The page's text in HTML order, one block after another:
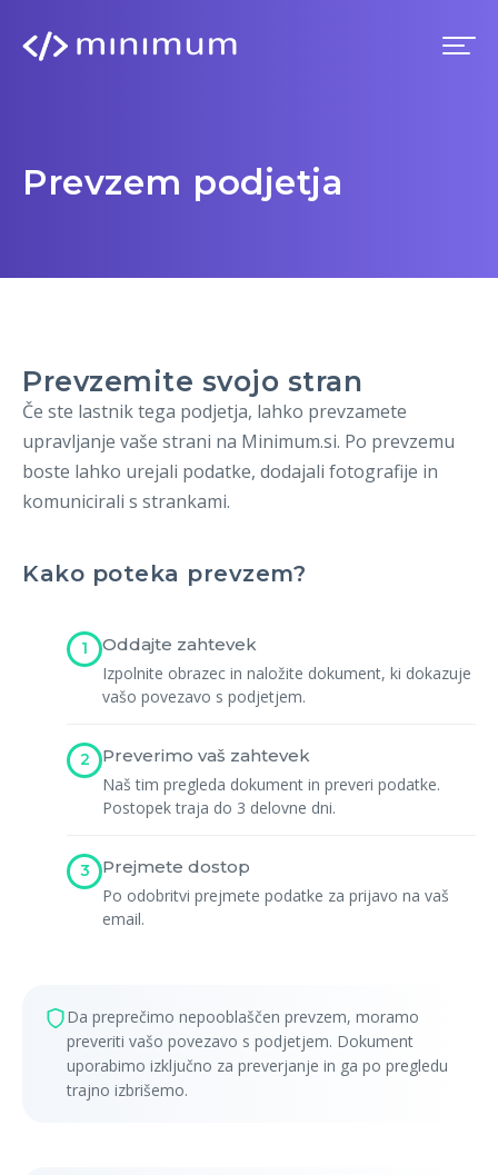
Prednosti
Imenik
Prijava
Prevzem podjetja
Prevzemite svojo stran
Če ste lastnik tega podjetja, lahko prevzamete
upravljanje vaše strani na Minimum.si. Po prevzemu
boste lahko urejali podatke, dodajali fotografije in
komunicirali s strankami.
Kako poteka prevzem?
1
Oddajte zahtevek
Izpolnite obrazec in naložite dokument, ki dokazuje
vašo povezavo s podjetjem.
2
Preverimo vaš zahtevek
Naš tim pregleda dokument in preveri podatke.
Postopek traja do 3 delovne dni.
3
Prejmete dostop
Po odobritvi prejmete podatke za prijavo na vaš
email.
Da preprečimo nepooblaščen prevzem, moramo
preveriti vašo povezavo s podjetjem. Dokument
uporabimo izključno za preverjanje in ga po pregledu
trajno izbrišemo.